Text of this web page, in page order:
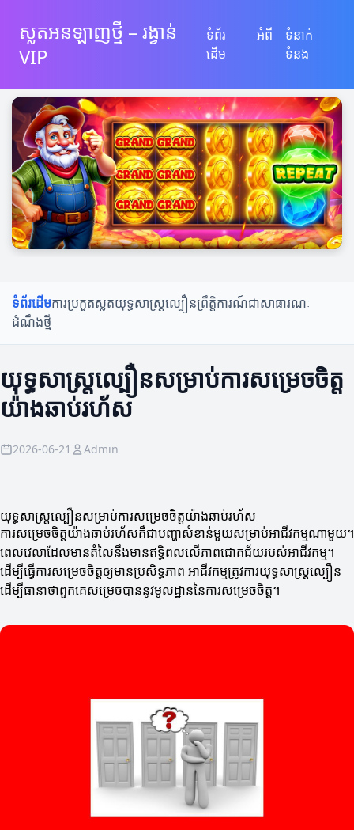
ស្លតអនឡាញថ្មី – រង្វាន់
VIP
ទំព័រ
ដើម
អំពី
ទំនាក់
ទំនង
ទំព័រដើមការប្រកួតស្លតយុទ្ធសាស្ត្រល្បឿនព្រឹត្តិការណ៍ជាសាធារណៈ
ដំណឹងថ្មី
យុទ្ធសាស្ត្រល្បឿនសម្រាប់ការសម្រេចចិត្ត
យ៉ាងឆាប់រហ័ស
2026-06-21 Admin
យុទ្ធសាស្ត្រល្បឿនសម្រាប់ការសម្រេចចិត្តយ៉ាងឆាប់រហ័ស
ការសម្រេចចិត្តយ៉ាងឆាប់រហ័សគឺជាបញ្ហាសំខាន់មួយសម្រាប់អាជីវកម្មណាមួយ។
ពេលវេលាដែលមានតំលៃនឹងមានឥទ្ធិពលលើភាពជោគជ័យរបស់អាជីវកម្ម។
ដើម្បីធ្វើការសម្រេចចិត្តឲ្យមានប្រសិទ្ធភាព អាជីវកម្មត្រូវការយុទ្ធសាស្ត្រល្បឿន
ដើម្បីធានាថាពួកគេសម្រេចបាននូវមូលដ្ឋាននៃការសម្រេចចិត្ត។